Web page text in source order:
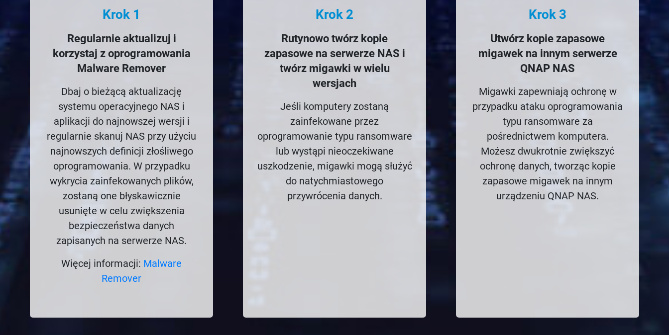
Krok 1
Regularnie aktualizuj i
korzystaj z oprogramowania
Malware Remover
Dbaj o bieżącą aktualizację
systemu operacyjnego NAS i
aplikacji do najnowszej wersji i
regularnie skanuj NAS przy użyciu
najnowszych definicji złośliwego
oprogramowania. W przypadku
wykrycia zainfekowanych plików,
zostaną one błyskawicznie
usunięte w celu zwiększenia
bezpieczeństwa danych
zapisanych na serwerze NAS.
Więcej informacji: Malware
Remover
Krok 2
Rutynowo twórz kopie
zapasowe na serwerze NAS i
twórz migawki w wielu
wersjach
Jeśli komputery zostaną
zainfekowane przez
oprogramowanie typu ransomware
lub wystąpi nieoczekiwane
uszkodzenie, migawki mogą służyć
do natychmiastowego
przywrócenia danych.
Krok 3
Utwórz kopie zapasowe
migawek na innym serwerze
QNAP NAS
Migawki zapewniają ochronę w
przypadku ataku oprogramowania
typu ransomware za
pośrednictwem komputera.
Możesz dwukrotnie zwiększyć
ochronę danych, tworząc kopie
zapasowe migawek na innym
urządzeniu QNAP NAS.